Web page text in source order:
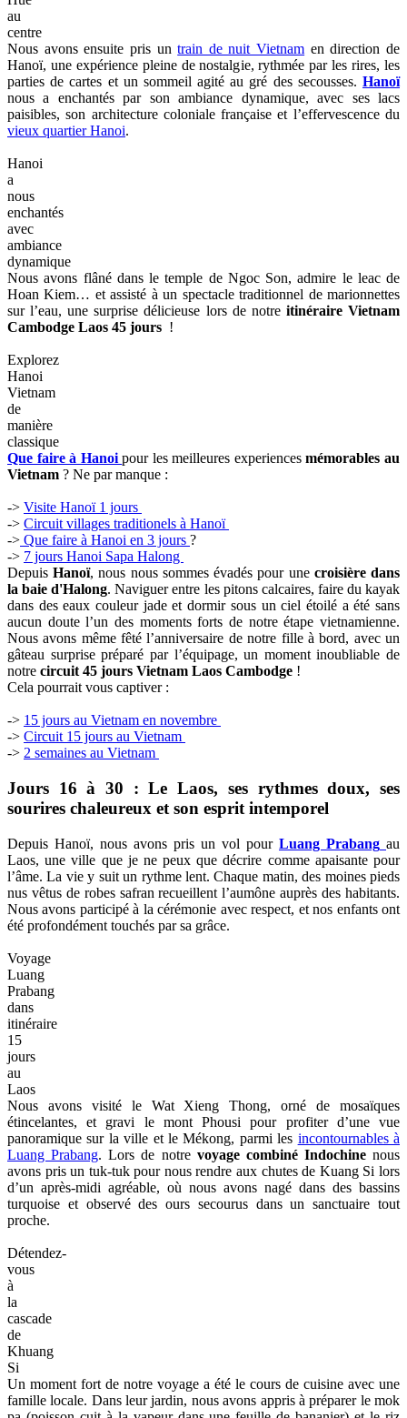
au
centre
Nous avons ensuite pris untrain de nuit Vietnam en direction de
Hanoï, une expérience pleine de nostalgie, rythmée par les rires, les
parties de cartes et un sommeil agité au gré des secousses. Hanoï
nous a enchantés par son ambiance dynamique, avec ses lacs
paisibles, son architecture coloniale française et l’effervescence du
vieux quartier Hanoi.
Hanoi
a
nous
enchantés
avec
ambiance
dynamique
Nous avons flâné dans le temple de Ngoc Son, admire le leac de
Hoan Kiem… et assisté à un spectacle traditionnel de marionnettes
sur l’eau, une surprise délicieuse lors de notre itinéraire Vietnam
Cambodge Laos 45 jours !
Explorez
Hanoi
Vietnam
de
manière
classique
Que faire à Hanoipour les meilleures experiencesmémorables au
Vietnam ? Ne par manque :
-> Visite Hanoï 1 jours
-> Circuit villages traditionels à Hanoï
-> Que faire à Hanoi en 3 jours ?
-> 7 jours Hanoi Sapa Halong
DepuisHanoï, nous nous sommes évadés pour une croisière dans
la baie d'Halong. Naviguer entre les pitons calcaires, faire du kayak
dans des eaux couleur jade et dormir sous un ciel étoilé a été sans
aucun doute l’un des moments forts de notre étape vietnamienne.
Nous avons même fêté l’anniversaire de notre fille à bord, avec un
gâteau surprise préparé par l’équipage, un moment inoubliable de
notre circuit 45 jours Vietnam Laos Cambodge !
Cela pourrait vous captiver :
-> 15 jours au Vietnam en novembre
-> Circuit 15 jours au Vietnam
-> 2 semaines au Vietnam
Jours 16 à 30 : Le Laos, ses rythmes doux, ses
sourires chaleureux et son esprit intemporel
Depuis Hanoï, nous avons pris un vol pour Luang Prabang au
Laos, une ville que je ne peux que décrire comme apaisante pour
l’âme. La vie y suit un rythme lent. Chaque matin, des moines pieds
nus vêtus de robes safran recueillent l’aumône auprès des habitants.
Nous avons participé à la cérémonie avec respect, et nos enfants ont
été profondément touchés par sa grâce.
Voyage
Luang
Prabang
dans
itinéraire
15
jours
au
Laos
Nous avons visité le Wat Xieng Thong, orné de mosaïques
étincelantes, et gravi le mont Phousi pour profiter d’une vue
panoramique sur la ville et le Mékong, parmi les incontournables à
Luang Prabang. Lors de notre voyage combiné Indochinenous
avons pris un tuk-tuk pour nous rendre aux chutes de Kuang Si lors
d’un après-midi agréable, où nous avons nagé dans des bassins
turquoise et observé des ours secourus dans un sanctuaire tout
proche.
Détendez-
vous
à
la
cascade
de
Khuang
Si
Un moment fort de notre voyage a été le cours de cuisine avec une
famille locale. Dans leur jardin, nous avons appris à préparer le mok